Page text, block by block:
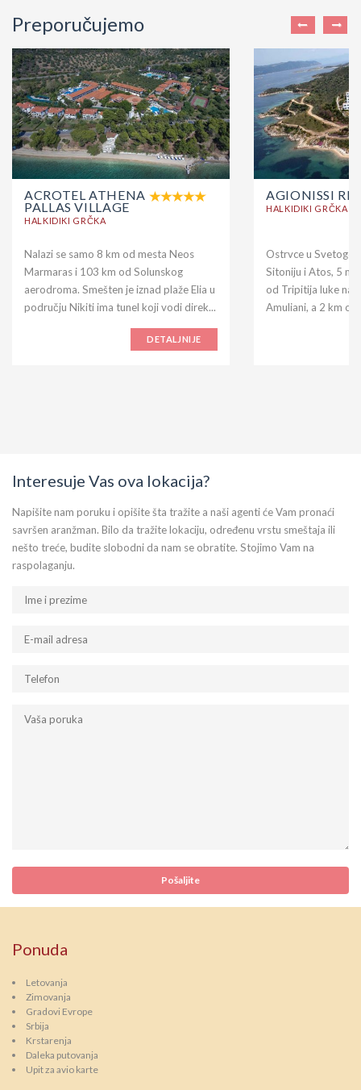
Preporučujemo
ACROTEL ATHENA
PALLAS VILLAGE
HALKIDIKI GRČKA
Nalazi se samo 8 km od mesta Neos
Marmaras i 103 km od Solunskog
aerodroma. Smešten je iznad plaže Elia u
području Nikiti ima tunel koji vodi direk...
DETALJNIJE
AGIONISSI
HALKIDIKI GRČKA
Ostrvce u
Sitoniju i Atos, 5
od Tripitija luke na
Amuliani, a 2 km od
Interesuje Vas ova lokacija?
Napišite nam poruku i opišite šta tražite a naši agenti će Vam pronaći
savršen aranžman. Bilo da tražite lokaciju, određenu vrstu smeštaja ili
nešto treće, budite slobodni da nam se obratite. Stojimo Vam na
raspolaganju.
Ponuda
Letovanja
Zimovanja
Gradovi Evrope
Srbija
Krstarenja
Daleka putovanja
Upit za avio karte